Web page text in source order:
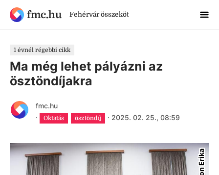
fmc.hu Fehérvár összeköt
1 évnél régebbi cikk
Ma még lehet pályázni az
ösztöndíjakra
fmc.hu
·
Oktatás ösztöndíj · 2025. 02. 25., 08:59